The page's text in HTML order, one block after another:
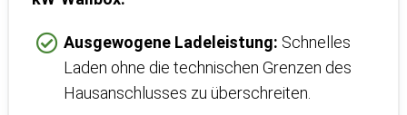
Ausgewogene Ladeleistung: Schnelles
Laden ohne die technischen Grenzen des
Hausanschlusses zu überschreiten.